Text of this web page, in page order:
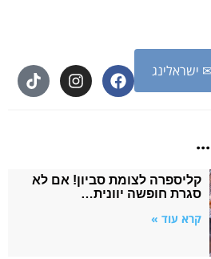
ישראלינג
קליספרה לצומת סביון! אם לא
סגרת חופשה יוונית…
קרא עוד »